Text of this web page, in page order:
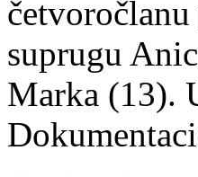
suprugu
Marka (13).